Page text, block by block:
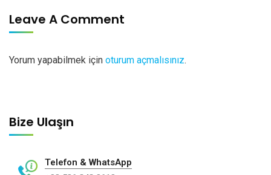
Leave A Comment
Yorum yapabilmek için oturum açmalısınız.
Bize Ulaşın
Telefon & WhatsApp